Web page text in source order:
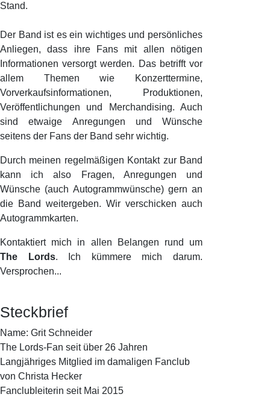
Stand.
Der Band ist es ein wichtiges und persönliches
Anliegen, dass ihre Fans mit allen nötigen
Informationen versorgt werden. Das betrifft vor
allem Themen wie Konzerttermine,
Vorverkaufsinformationen, Produktionen,
Veröffentlichungen und Merchandising. Auch
sind etwaige Anregungen und Wünsche
seitens der Fans der Band sehr wichtig.
Durch meinen regelmäßigen Kontakt zur Band
kann ich also Fragen, Anregungen und
Wünsche (auch Autogrammwünsche) gern an
die Band weitergeben. Wir verschicken auch
Autogrammkarten.
Kontaktiert mich in allen Belangen rund um
The Lords. Ich kümmere mich darum.
Versprochen...
Steckbrief
Name: Grit Schneider
The Lords-Fan seit über 26 Jahren
Langjähriges Mitglied im damaligen Fanclub
von Christa Hecker
Fanclubleiterin seit Mai 2015